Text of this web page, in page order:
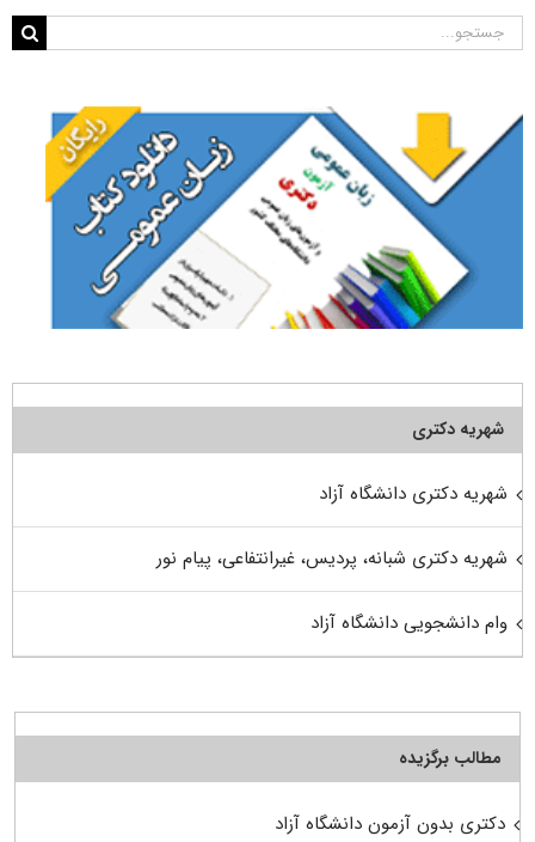
جستجو
شهریه دکتری
شهریه دکتری دانشگاه آزاد
شهریه دکتری شبانه، پردیس، غیرانتفاعی، پیام نور
وام دانشجویی دانشگاه آزاد
مطالب برگزیده
دکتری بدون آزمون دانشگاه آزاد